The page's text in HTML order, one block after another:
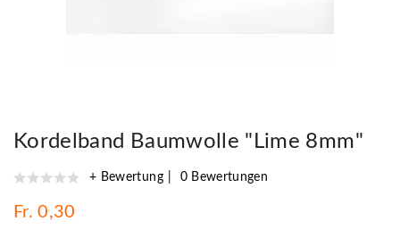
Kordelband Baumwolle "Lime 8mm"
+ Bewertung 0 Bewertungen
Fr. 0,30